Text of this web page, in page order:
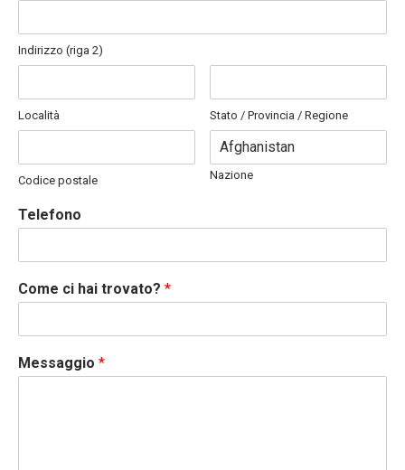
Indirizzo (riga 2)
Località Stato / Provincia / Regione
Codice postale Nazione
Telefono
Come ci hai trovato? *
Messaggio *